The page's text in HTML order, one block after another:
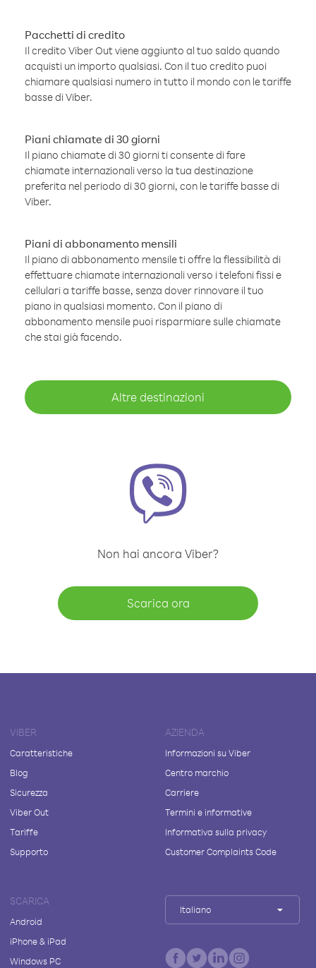
Pacchetti di credito
Il credito Viber Out viene aggiunto al tuo saldo quando
acquisti un importo qualsiasi. Con il tuo credito puoi
chiamare qualsiasi numero in tutto il mondo con le tariffe
basse di Viber.
Piani chiamate di 30 giorni
Il piano chiamate di 30 giorni ti consente di fare
chiamate internazionali verso la tua destinazione
preferita nel periodo di 30 giorni, con le tariffe basse di
Viber.
Piani di abbonamento mensili
Il piano di abbonamento mensile ti offre la flessibilità di
effettuare chiamate internazionali verso i telefoni fissi e
cellulari a tariffe basse, senza dover rinnovare il tuo
piano in qualsiasi momento. Con il piano di
abbonamento mensile puoi risparmiare sulle chiamate
che stai già facendo.
Altre destinazioni
Non hai ancora Viber?
Scarica ora
VIBER
Caratteristiche
Blog
Sicurezza
Viber Out
Tariffe
Supporto
AZIENDA
Informazioni su Viber
Centro marchio
Carriere
Termini e informative
Informativa sulla privacy
Customer Complaints Code
SCARICA
Android
iPhone & iPad
Windows PC
Italiano